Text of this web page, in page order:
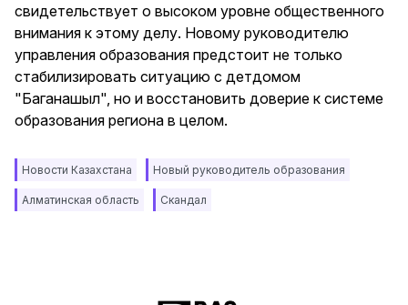
свидетельствует о высоком уровне общественного
внимания к этому делу. Новому руководителю
управления образования предстоит не только
стабилизировать ситуацию с детдомом
"Баганашыл", но и восстановить доверие к системе
образования региона в целом.
Новости Казахстана Новый руководитель образования
Алматинская область Скандал